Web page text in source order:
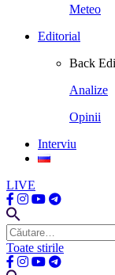
Meteo
Editorial
Back
Analize
Opinii
Interviu
LIVE
Caută
după:
Toate stirile